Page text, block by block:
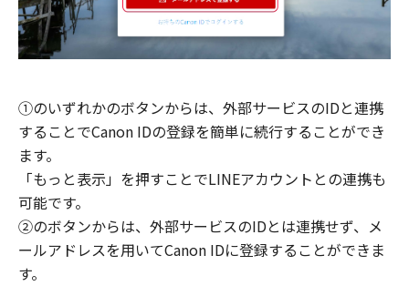
①のいずれかのボタンからは、外部サービスのIDと連携
することでCanon IDの登録を簡単に続行することができ
ます。
「もっと表示」を押すことでLINEアカウントとの連携も
可能です。
②のボタンからは、外部サービスのIDとは連携せず、メ
ールアドレスを用いてCanon IDに登録することができま
す。